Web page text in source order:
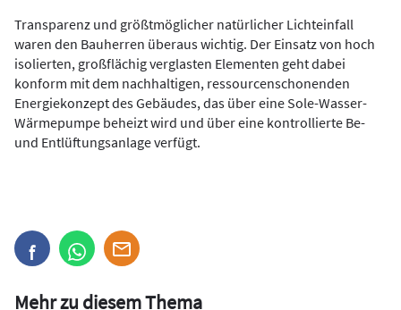
Transparenz und größtmöglicher natürlicher Lichteinfall
waren den Bauherren überaus wichtig. Der Einsatz von hoch
isolierten, großflächig verglasten Elementen geht dabei
konform mit dem nachhaltigen, ressourcenschonenden
Energiekonzept des Gebäudes, das über eine Sole-Wasser-
Wärmepumpe beheizt wird und über eine kontrollierte Be-
und Entlüftungsanlage verfügt.
Mehr zu diesem Thema